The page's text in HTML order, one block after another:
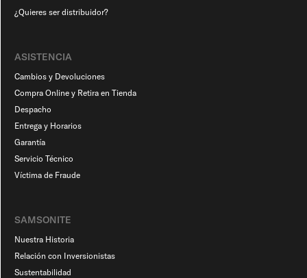
¿Quieres ser distribuidor?
ASISTENCIA
Cambios y Devoluciones
Compra Online y Retira en Tienda
Despacho
Entrega y Horarios
Garantía
Servicio Técnico
Víctima de Fraude
SAMSONITE
Nuestra Historia
Relación con Inversionistas
Sustentabilidad